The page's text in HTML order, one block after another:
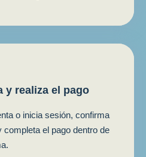
y realiza el pago
o inicia sesión, confirma
completa el pago dentro de